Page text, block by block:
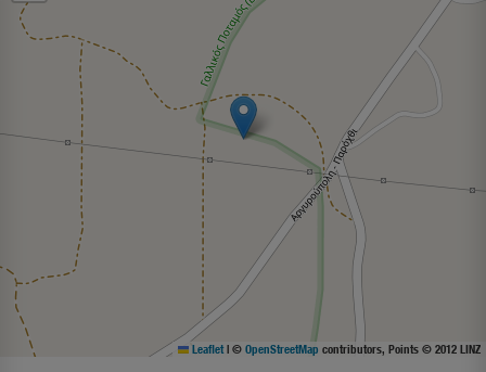
Leaflet | © OpenStreetMap contributors, Points © 2012 LINZ